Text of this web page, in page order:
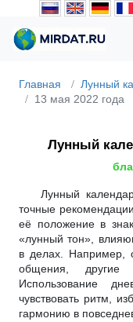
Главная Лунный
13 мая 2022 года
Лунный
Лунный
точные
её положение в
«лунный тон»,
в делах. Например,
общения,
Использование
чувствовать ритм,
гармонию в